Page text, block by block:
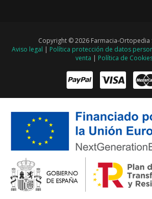
Copyright © 2026 Farmacia-Ortopedia
Aviso legal | Política protección de datos
venta | Política de